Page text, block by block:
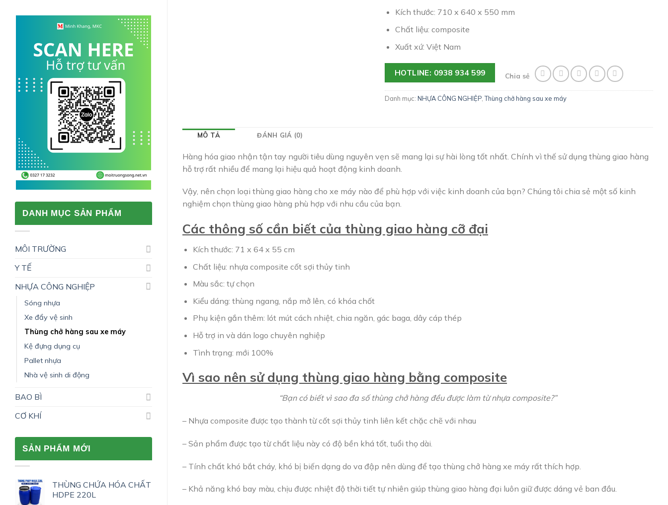
DANH MỤC SẢN PHẨM
MÔI TRƯỜNG
Y TẾ
NHỰA CÔNG NGHIỆP
Sóng nhựa
Xe đẩy vệ sinh
Thùng chở hàng sau xe máy
Kệ đựng dụng cụ
Pallet nhựa
Nhà vệ sinh di động
BAO BÌ
CƠ KHÍ
SẢN PHẨM MỚI
THÙNG CHỨA HÓA CHẤT
HDPE 220L
Kích thước: 710 x 640 x 550 mm
Chất liệu: composite
Xuất xứ: Việt Nam
HOTLINE: 0938 934 599 Chia sẻ
Danh mục: NHỰA CÔNG NGHIỆP ,Thùng chở hàng sau xe máy
MÔ TẢ ĐÁNH GIÁ (0)
Hàng hóa giao nhận tận tay người tiêu dùng nguyên vẹn sẽ mang lại sự hài lòng tốt nhất. Chính vì thế sử dụng thùng giao hàng
hỗ trợ rất nhiều để mang lại hiệu quả hoạt động kinh doanh.
Vậy, nên chọn loại thùng giao hàng cho xe máy nào để phù hợp với việc kinh doanh của bạn? Chúng tôi chia sẻ một số kinh
nghiệm chọn thùng giao hàng phù hợp với nhu cầu của bạn.
Các thông số cần biết của thùng giao hàng cỡ đại
Kích thước: 71 x 64 x 55 cm
Chất liệu: nhựa composite cốt sợi thủy tinh
Màu sắc: tự chọn
Kiểu dáng: thùng ngang, nắp mở lên, có khóa chốt
Phụ kiện gắn thêm: lót mút cách nhiệt, chia ngăn, gác baga, dây cáp thép
Hỗ trợ in và dán logo chuyên nghiệp
Tình trạng: mới 100%
Vì sao nên sử dụng thùng giao hàng bằng composite
“Bạn có biết vì sao đa số thùng chở hàng đều được làm từ nhựa composite?”
– Nhựa composite được tạo thành từ cốt sợi thủy tinh liên kết chặc chẽ với nhau
– Sản phẩm được tạo từ chất liệu này có độ bền khá tốt, tuổi thọ dài.
– Tính chất khó bắt cháy, khó bị biến dạng do va đập nên dùng để tạo thùng chở hàng xe máy rất thích hợp.
– Khả năng khó bay màu, chịu được nhiệt độ thời tiết tự nhiên giúp thùng giao hàng đại luôn giữ được dáng vẻ ban đầu.